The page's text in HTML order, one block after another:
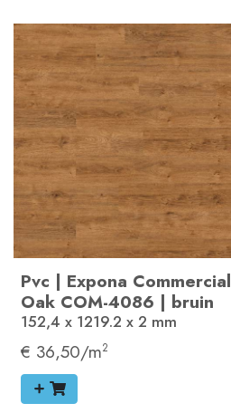
Pvc | Expona Commercial
Oak COM-4086 | bruin
152,4 x 1219.2 x 2 mm
€ 36,50/m2